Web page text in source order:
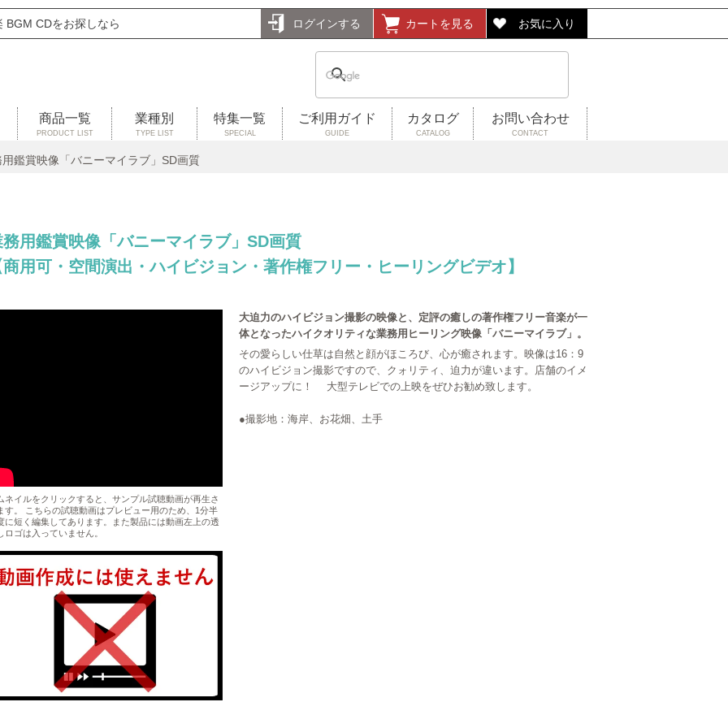
BGM CDをお探しなら ログインする カートを見る お気に入り
商品一覧
PRODUCT LIST
業種別
TYPE LIST
特集一覧
SPECIAL
ご利用ガイド
GUIDE
カタログ
CATALOG
お問い合わせ
CONTACT
用鑑賞映像「バニーマイラブ」SD画質
務用鑑賞映像「バニーマイラブ」SD画質
用可・空間演出・ハイビジョン・著作権フリー・ヒーリングビデオ】
ネイルをクリックすると、サンプル試聴動画が再生さ
す。 こちらの試聴動画はプレビュー用のため、1分半
に短く編集してあります。また製品には動画左上の透
ロゴは入っていません。
大迫力のハイビジョン撮影の映像と、定評の癒しの著作権フリー音楽が一
体となったハイクオリティな業務用ヒーリング映像「バニーマイラブ」。
その愛らしい仕草は自然と顔がほころび、心が癒されます。映像は16：9
のハイビジョン撮影ですので、クォリティ、迫力が違います。店舗のイメ
ージアップに！ 大型テレビでの上映をぜひお勧め致します。
●撮影地：海岸、お花畑、土手